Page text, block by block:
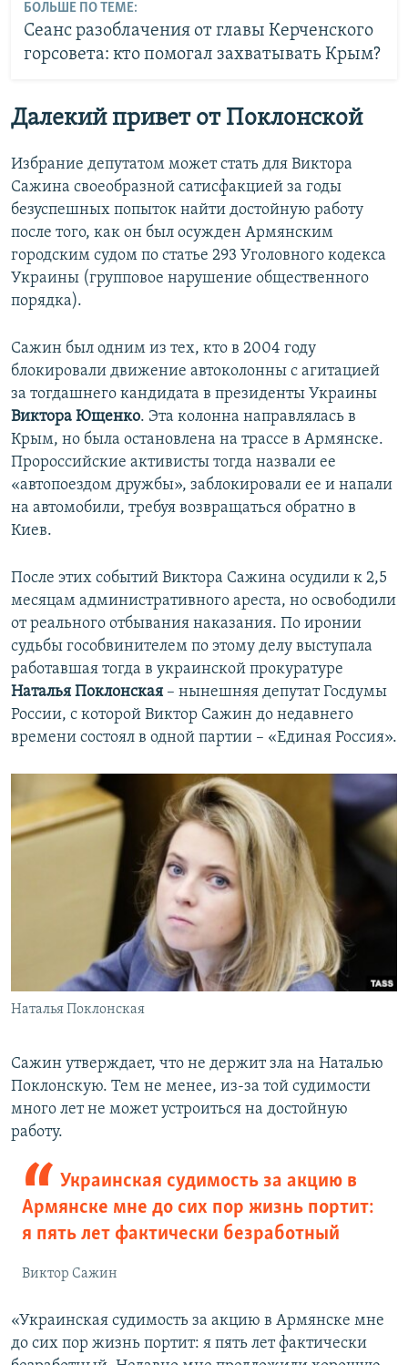
БОЛЬШЕ ПО ТЕМЕ:
Сеанс разоблачения от главы Керченского
горсовета: кто помогал захватывать Крым?
Далекий привет от Поклонской
Избрание депутатом может стать для Виктора
Сажина своеобразной сатисфакцией за годы
безуспешных попыток найти достойную работу
после того, как он был осужден Армянским
городским судом по статье 293 Уголовного кодекса
Украины (групповое нарушение общественного
порядка).
Сажин был одним из тех, кто в 2004 году
блокировали движение автоколонны с агитацией
за тогдашнего кандидата в президенты Украины
Виктора Ющенко. Эта колонна направлялась в
Крым, но была остановлена на трассе в Армянске.
Пророссийские активисты тогда назвали ее
«автопоездом дружбы», заблокировали ее и напали
на автомобили, требуя возвращаться обратно в
Киев.
После этих событий Виктора Сажина осудили к 2,5
месяцам административного ареста, но освободили
от реального отбывания наказания. По иронии
судьбы гособвинителем по этому делу выступала
работавшая тогда в украинской прокуратуре
Наталья Поклонская – нынешняя депутат Госдумы
России, с которой Виктор Сажин до недавнего
времени состоял в одной партии – «Единая Россия».
Наталья Поклонская
Сажин утверждает, что не держит зла на Наталью
Поклонскую. Тем не менее, из-за той судимости
много лет не может устроиться на достойную
работу.
Украинская судимость за акцию в
Армянске мне до сих пор жизнь портит:
я пять лет фактически безработный
Виктор Сажин
«Украинская судимость за акцию в Армянске мне
до сих пор жизнь портит: я пять лет фактически